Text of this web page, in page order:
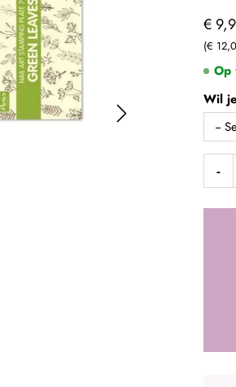
€
€
Wil
-
Op